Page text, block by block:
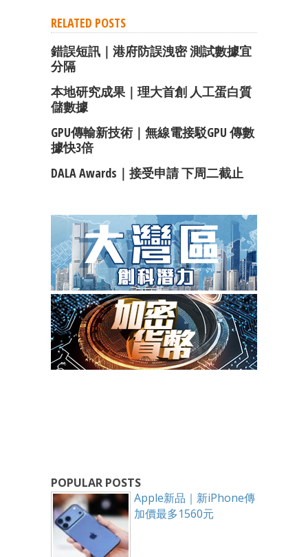
RELATED POSTS
錯誤短訊｜港府防誤洩密 測試數據宜
分隔
本地研究成果｜理大首創 人工蛋白質
儲數據
GPU傳輸新技術｜無線電接駁GPU 傳數
據快3倍
DALA Awards｜接受申請 下周二截止
POPULAR POSTS
Apple新品｜新iPhone傳
加價最多1560元